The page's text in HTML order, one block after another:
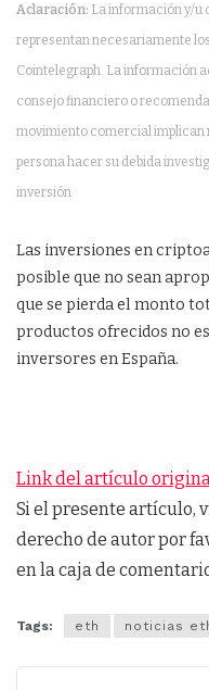
Aclaración: La información y/u
representan necesariamente
Cointelegraph. La información
consejo financiero o
movimiento comercial implican
persona hacer su debida
inversión
Las inversiones en
posible que no sean
que se pierda el monto
productos ofrecidos no
inversores en España.
Link del artículo
Si el presente artículo,
derecho de autor por
en la caja de
Tags: eth noticias